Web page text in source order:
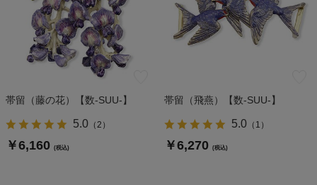
帯留（藤の花）【数-SUU-】
5.0（2 ）
￥6,160 (税込)
帯留（飛燕）【数-SUU-】
5.0（ 1 ）
￥6,270 (税込)